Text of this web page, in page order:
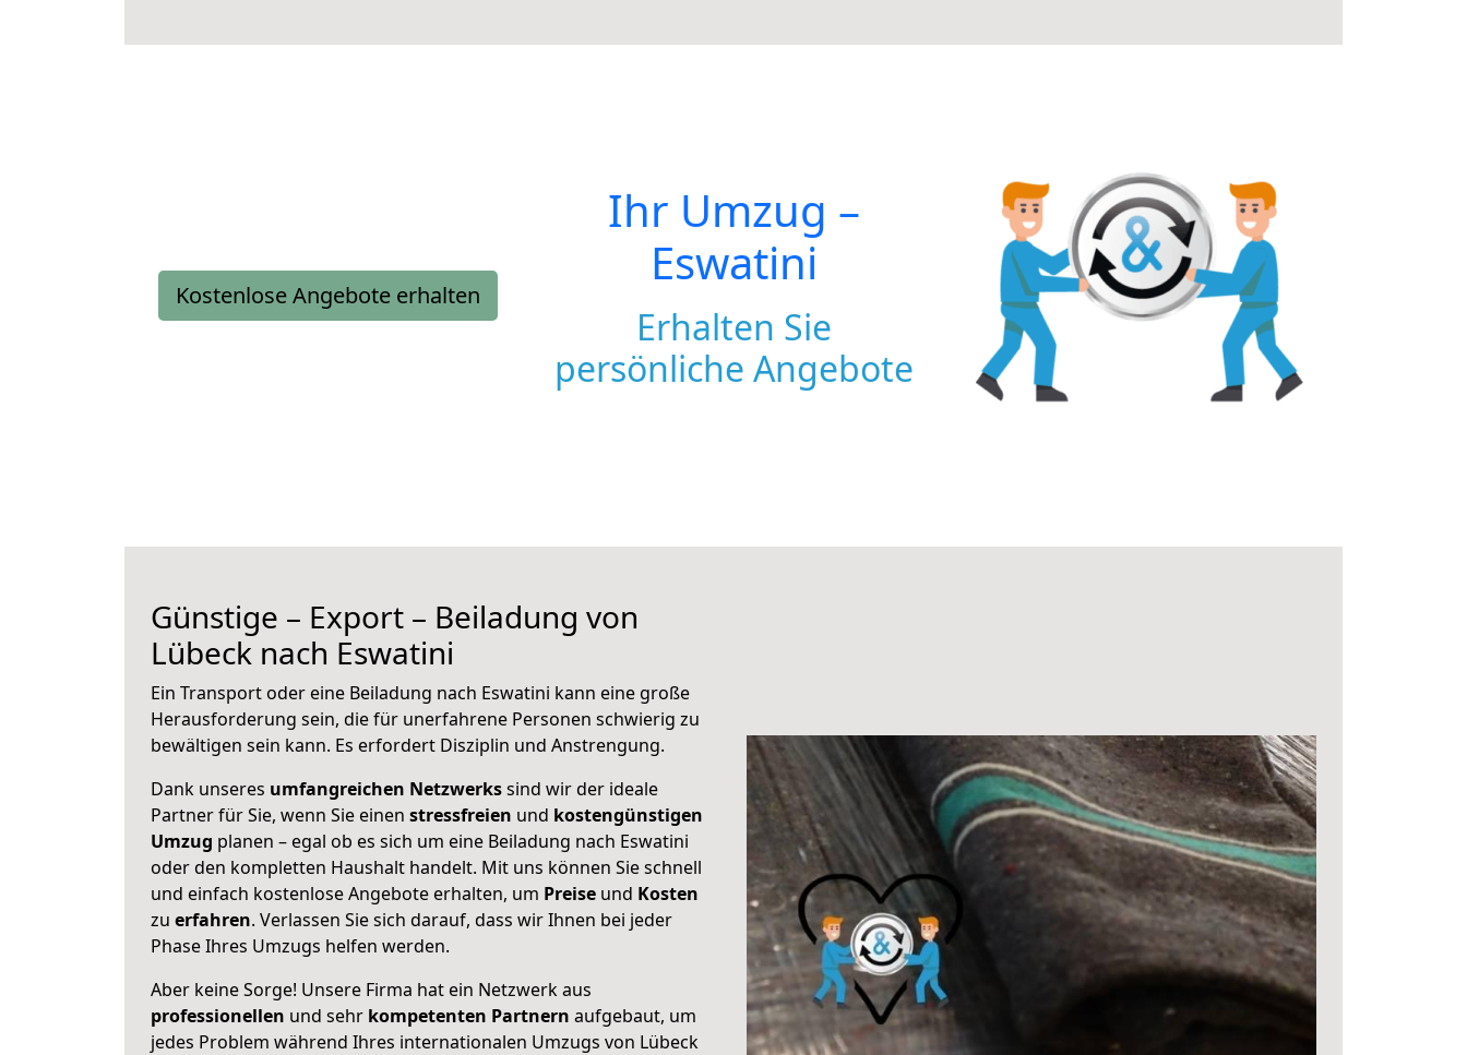
Kostenlose Angebote erhalten
Ihr Umzug –
Eswatini
Erhalten Sie
persönliche Angebote
Günstige – Export – Beiladung von
Lübeck nach Eswatini
Ein Transport oder eine Beiladung nach Eswatini kann eine große
Herausforderung sein, die für unerfahrene Personen schwierig zu
bewältigen sein kann. Es erfordert Disziplin und Anstrengung.
Dank unseres umfangreichen Netzwerkssind wir der ideale
Partner für Sie, wenn Sie einen stressfreien und kostengünstigen
Umzug planen – egal ob es sich um eine Beiladung nach Eswatini
oder den kompletten Haushalt handelt. Mit uns können Sie schnell
und einfach kostenlose Angebote erhalten, um Preise und Kosten
zu erfahren. Verlassen Sie sich darauf, dass wir Ihnen bei jeder
Phase Ihres Umzugs helfen werden.
Aber keine Sorge! Unsere Firma hat ein Netzwerk aus
professionellen und sehr kompetenten Partnern aufgebaut, um
jedes Problem während Ihres internationalen Umzugs von Lübeck